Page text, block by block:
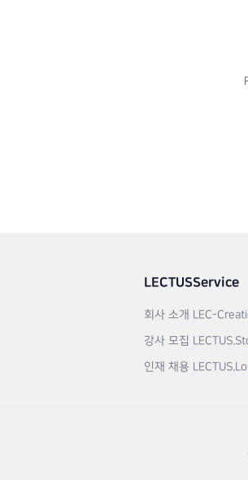
LECTUS
회사 소개
강사 모집
인재 채용
Service
LEC-